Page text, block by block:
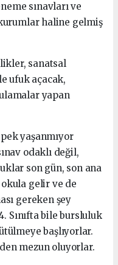
sınavları ve
haline gelmiş
sanatsal
ufuk açacak,
yapan
yaşanmıyor
odaklı değil,
son gün, son ana
gelir ve de
gereken şey
Sınıfta bile bursluluk
başlıyorlar.
mezun oluyorlar.